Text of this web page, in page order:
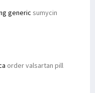
generic sumycin
order valsartan pill